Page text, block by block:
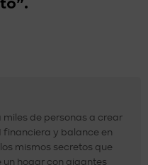
de personas a crear
y balance en
mismos secretos que
un hogar con gigantes